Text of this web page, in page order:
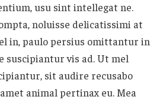
usu sint intellegat ne.
noluisse delicatissimi at
in, paulo persius omittantur in
suscipiantur vis ad. Ut mel
sit audire recusabo
animal pertinax eu. Mea